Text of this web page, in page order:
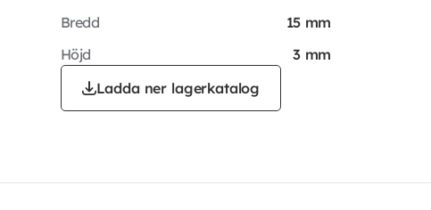
Bredd
15 mm
Höjd
3 mm
Ladda ner lagerkatalog